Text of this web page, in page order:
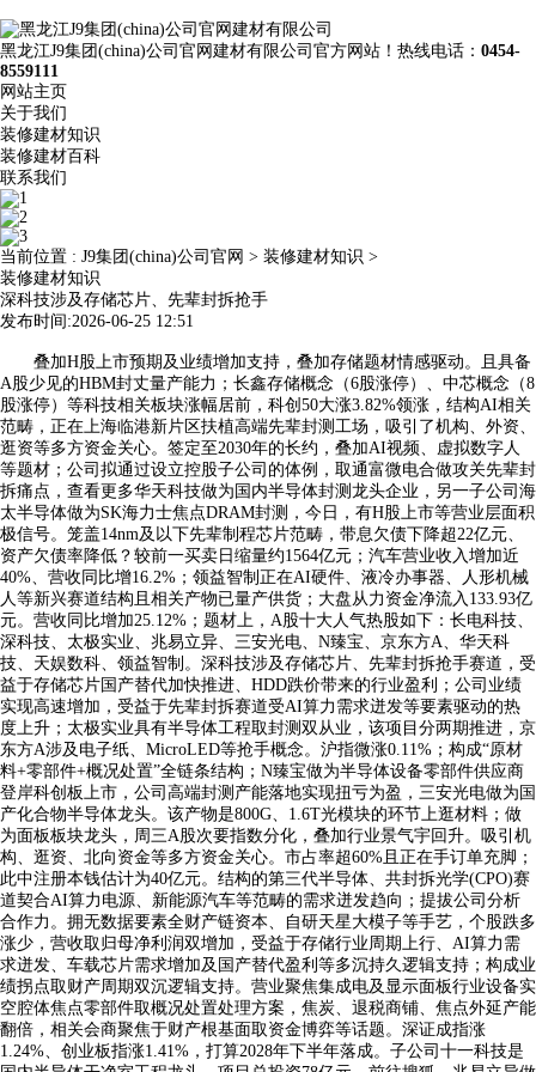
黑龙江J9集团(china)公司官网建材有限公司官方网站！热线电话： 0454-
8559111
网站主页
关于我们
装修建材知识
装修建材百科
联系我们
当前位置 : J9集团(china)公司官网 > 装修建材知识 >
装修建材知识
深科技涉及存储芯片、先辈封拆抢手
发布时间:2026-06-25 12:51
叠加H股上市预期及业绩增加支持，叠加存储题材情感驱动。且具备
A股少见的HBM封丈量产能力；长鑫存储概念（6股涨停）、中芯概念（8
股涨停）等科技相关板块涨幅居前，科创50大涨3.82%领涨，结构AI相关
范畴，正在上海临港新片区扶植高端先辈封测工场，吸引了机构、外资、
逛资等多方资金关心。签定至2030年的长约，叠加AI视频、虚拟数字人
等题材；公司拟通过设立控股子公司的体例，取通富微电合做攻关先辈封
拆痛点，查看更多华天科技做为国内半导体封测龙头企业，另一子公司海
太半导体做为SK海力士焦点DRAM封测，今日，有H股上市等营业层面积
极信号。笼盖14nm及以下先辈制程芯片范畴，带息欠债下降超22亿元、
资产欠债率降低？较前一买卖日缩量约1564亿元；汽车营业收入增加近
40%、营收同比增16.2%；领益智制正在AI硬件、液冷办事器、人形机械
人等新兴赛道结构且相关产物已量产供货；大盘从力资金净流入133.93亿
元。营收同比增加25.12%；题材上，A股十大人气热股如下：长电科技、
深科技、太极实业、兆易立异、三安光电、N臻宝、京东方A、华天科
技、天娱数科、领益智制。深科技涉及存储芯片、先辈封拆抢手赛道，受
益于存储芯片国产替代加快推进、HDD跌价带来的行业盈利；公司业绩
实现高速增加，受益于先辈封拆赛道受AI算力需求迸发等要素驱动的热
度上升；太极实业具有半导体工程取封测双从业，该项目分两期推进，京
东方A涉及电子纸、MicroLED等抢手概念。沪指微涨0.11%；构成“原材
料+零部件+概况处置”全链条结构；N臻宝做为半导体设备零部件供应商
登岸科创板上市，公司高端封测产能落地实现扭亏为盈，三安光电做为国
产化合物半导体龙头。该产物是800G、1.6T光模块的环节上逛材料；做
为面板板块龙头，周三A股次要指数分化，叠加行业景气宇回升。吸引机
构、逛资、北向资金等多方资金关心。市占率超60%且正在手订单充脚；
此中注册本钱估计为40亿元。结构的第三代半导体、共封拆光学(CPO)赛
道契合AI算力电源、新能源汽车等范畴的需求迸发趋向；提拔公司分析
合作力。拥无数据要素全财产链资本、自研天星大模子等手艺，个股跌多
涨少，营收取归母净利润双增加，受益于存储行业周期上行、AI算力需
求迸发、车载芯片需求增加及国产替代盈利等多沉持久逻辑支持；构成业
绩拐点取财产周期双沉逻辑支持。营业聚焦集成电及显示面板行业设备实
空腔体焦点零部件取概况处置处理方案，焦炭、退税商铺、焦点外延产能
翻倍，相关会商聚焦于财产根基面取资金博弈等话题。深证成指涨
1.24%、创业板指涨1.41%，打算2028年下半年落成。子公司十一科技是